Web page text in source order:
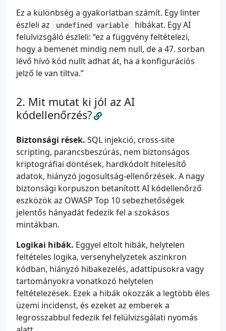
Ez a különbség a gyakorlatban számít. Egy linter
észleli az
undefined variable
hibákat. Egy AI
felülvizsgáló észleli: “ez a függvény feltételezi,
hogy a bemenet mindig nem null, de a 47. sorban
lévő hívó kód nullt adhat át, ha a konfigurációs
jelző le van tiltva.”
Mit mutat ki jól az AI
kódellenőrzés?
Biztonsági rések. SQL injekció, cross-site
scripting, parancsbeszúrás, nem biztonságos
kriptográfiai döntések, hardkódolt hitelesítő
adatok, hiányzó jogosultság-ellenőrzések. A nagy
biztonsági korpuszon betanított AI kódellenőrző
eszközök az OWASP Top 10 sebezhetőségek
jelentős hányadát fedezik fel a szokásos
mintákban.
Logikai hibák. Eggyel eltolt hibák, helytelen
feltételes logika, versenyhelyzetek aszinkron
kódban, hiányzó hibakezelés, adattípusokra vagy
tartományokra vonatkozó helytelen
feltételezések. Ezek a hibák okozzák a legtöbb éles
üzemi incidenst, és ezeket az emberek a
legrosszabbul fedezik fel felülvizsgálati nyomás